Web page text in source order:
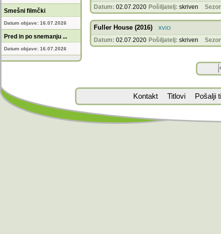
Smešni filmčki
Datum objave: 16.07.2026
Pred in po snemanju ...
Datum objave: 16.07.2026
Datum: 02.07.2020 Pošiljatelj: skriven
Fuller House (2016)
Datum: 02.07.2020 Pošiljatelj: skriven
Kontakt Titlovi Pošalji